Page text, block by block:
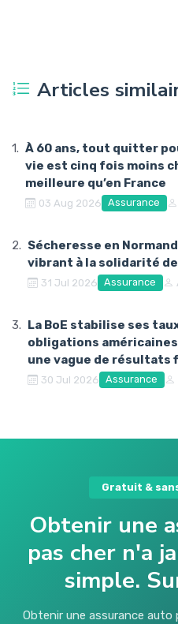
Articles
À 60 ans, tout quitter
vie est cinq fois moins
meilleure qu’en France
03 Aug 2026 Assurance
Sécheresse en
vibrant à la solidarité
31 Jul 2026 Assurance
La BoE stabilise ses
obligations
une vague de résultats
30 Jul 2026 Assurance
Gratuit &
Obtenir une
pas cher n'a
simple.
Obtenir une assurance auto